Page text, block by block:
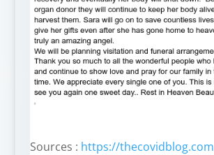
Sources : https://thecovidblog.com